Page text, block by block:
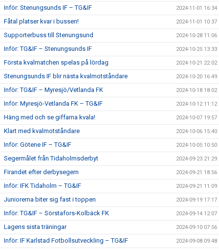
Inför: Stenungsunds IF – TG&IF 2024-11-01 16:34
Fåtal platser kvar i bussen! 2024-11-01 10:37
Supporterbuss till Stenungsund 2024-10-28 11:06
Inför: TG&IF – Stenungsunds IF 2024-10-25 13:33
Första kvalmatchen spelas på lördag 2024-10-21 22:02
Stenungsunds IF blir nästa kvalmotståndare 2024-10-20 16:49
Inför: TG&IF – Myresjö/Vetlanda FK 2024-10-18 18:02
Inför: Myresjö-Vetlanda FK – TG&IF 2024-10-12 11:12
Häng med och se giffarna kvala! 2024-10-07 19:57
Klart med kvalmotståndare 2024-10-06 15:40
Inför: Götene IF – TG&IF 2024-10-05 10:50
Segermålet från Tidaholmsderbyt 2024-09-23 21:29
Firandet efter derbysegern 2024-09-21 18:56
Inför: IFK Tidaholm – TG&IF 2024-09-21 11:09
Juniorerna biter sig fast i toppen 2024-09-19 17:17
Inför: TG&IF – Sörstafors-Kolbäck FK 2024-09-14 12:07
Lagens sista träningar 2024-09-10 07:56
Inför: IF Karlstad Fotbollsutveckling – TG&IF 2024-09-08 09:48